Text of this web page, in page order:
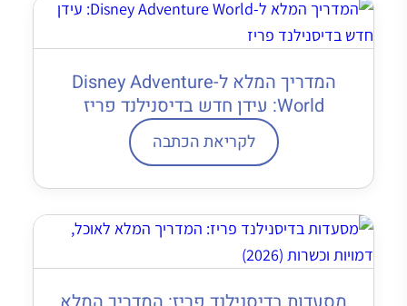
המדריך המלא ל-Disney Adventure
World: עידן חדש בדיסנילנד פריז
לקריאת הכתבה